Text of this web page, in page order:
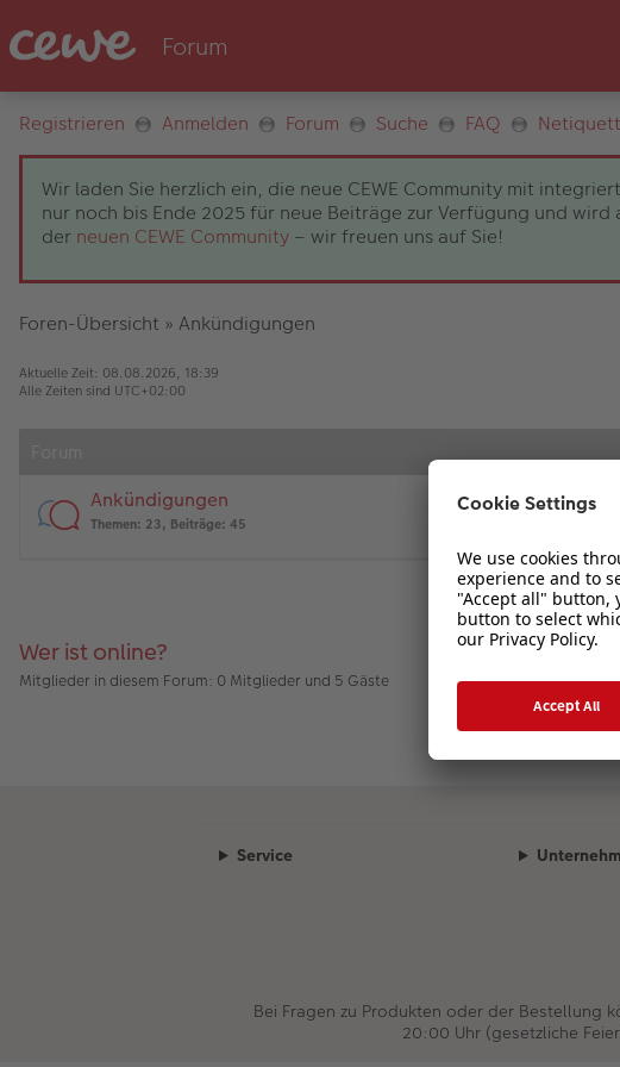
Registrieren Anmelden Forum Suche FAQ
Wir laden Sie herzlich ein, die neue CEWE Community mit
nur noch bis Ende 2025 für neue Beiträge zur Verfügung und
der neuen CEWE Community – wir freuen uns auf Sie!
Foren-Übersicht » Ankündigungen
Aktuelle Zeit: 08.08.2026, 18:39
Alle Zeiten sind UTC+02:00
Ankündigungen
Themen: 23, Beiträge: 45
Wer ist online?
Mitglieder in diesem Forum: 0 Mitglieder und 5 Gäste
Service
Bei Fragen zu Produkten oder der Bestellung
20:00 Uhr (gesetzliche